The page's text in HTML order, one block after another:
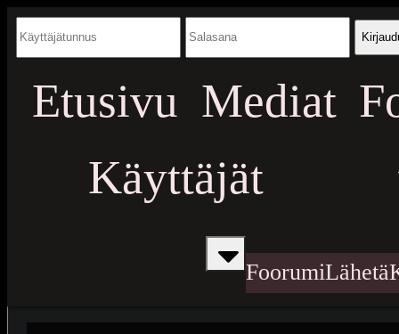
Etusivu Mediat
Käyttäjät
FoorumiLähetä